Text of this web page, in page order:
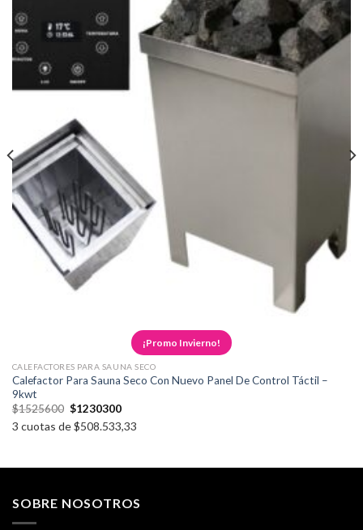
¡Promo Invierno!
CALEFACTORES PARA SAUNA SECO
Calefactor Para Sauna Seco Con Nuevo Panel De Control Táctil –
9kwt
$1525600 $1230300
3 cuotas de $508.533,33
SOBRE NOSOTROS